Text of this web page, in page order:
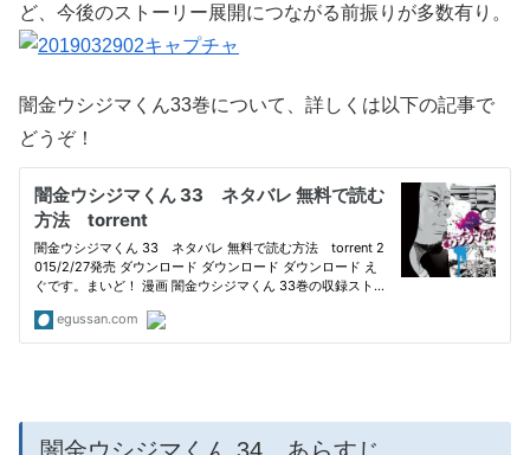
ど、今後のストーリー展開につながる前振りが多数有り。
闇金ウシジマくん33巻について、詳しくは以下の記事で
どうぞ！